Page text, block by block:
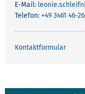
E-Mail:
Telefon: +49 3461 46-
Kontaktformular